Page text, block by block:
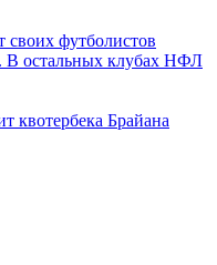
своих футболистов
В остальных клубах НФЛ
квотербека Брайана